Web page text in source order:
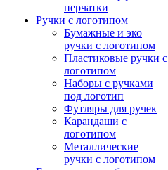
перчатки
Ручки с логотипом
Бумажные и эко
ручки с логотипом
Пластиковые ручки с
логотипом
Наборы с ручками
под логотип
Футляры для ручек
Карандаши с
логотипом
Металлические
ручки с логотипом